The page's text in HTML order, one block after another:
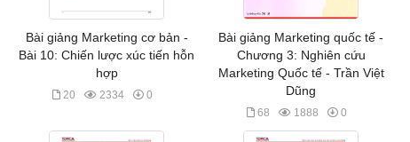
Bài giảng Marketing cơ bản -
Bài 10: Chiến lược xúc tiến hỗn
hợp
20 2334 0
Bài giảng Marketing quốc tế -
Chương 3: Nghiên cứu
Marketing Quốc tế - Trần Việt
Dũng
68 1888 0